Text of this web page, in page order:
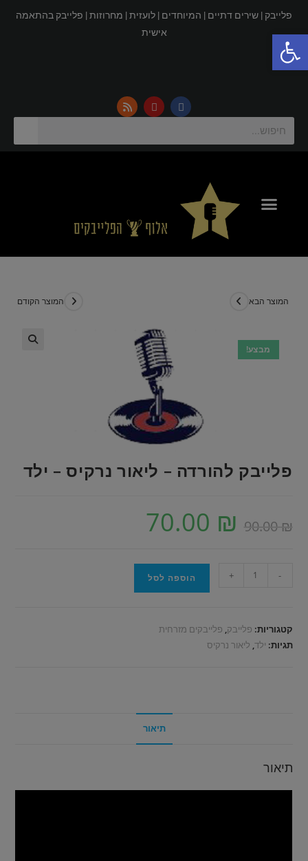
פתח סרגל נגישות
פלייבק | שירים דתיים | המיוחדים | לועזית | מחרוזות | פלייבק בהתאמה
אישית
מבצע!
המוצר הקודם המוצר הבא
פלייבק להורדה – ליאור נרקיס – ילד
90.00 ₪
70.00 ₪
-
+ הוספה לסל
קטגוריות: פלייבק פלייבקים מזרחית
תגיות: ילד ליאור נרקיס
תיאור
תיאור